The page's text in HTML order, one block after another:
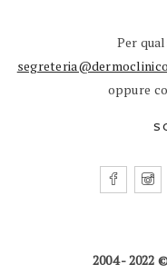
Per
oppure
2004 - 2022